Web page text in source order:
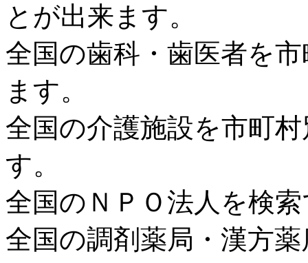
とが出来ます。
全国の歯科・歯医者を
ます。
全国の介護施設を市町
す。
全国のＮＰＯ法人を検
全国の調剤薬局・漢方